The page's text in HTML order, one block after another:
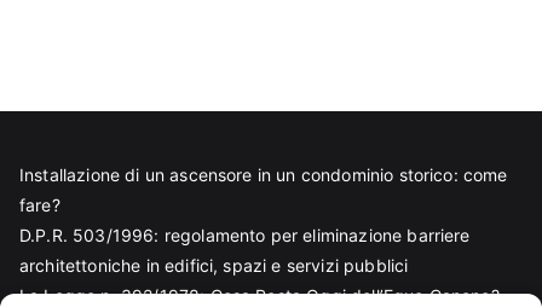
Installazione di un ascensore in un condominio storico: come
fare?
D.P.R. 503/1996: regolamento per eliminazione barriere
architettoniche in edifici, spazi e servizi pubblici
La Legge n. 392/1978: Cosa Resta Oggi dell’Equo Canone?